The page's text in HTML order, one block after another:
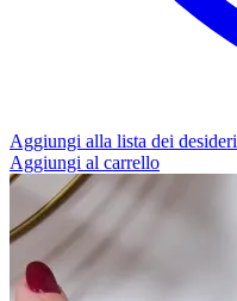
Aggiungi alla lista dei desideri
Aggiungi al carrello